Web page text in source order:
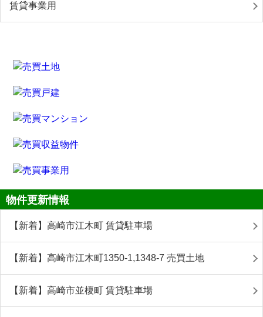
賃貸事業用
物件更新情報
【新着】高崎市江木町 賃貸駐車場
【新着】高崎市江木町1350-1,1348-7 売買土地
【新着】高崎市並榎町 賃貸駐車場